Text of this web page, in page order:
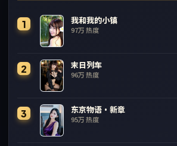
1 我和我的小镇
97万热度
2 末日列车
96万热度
3 东京物语·新章
95万热度